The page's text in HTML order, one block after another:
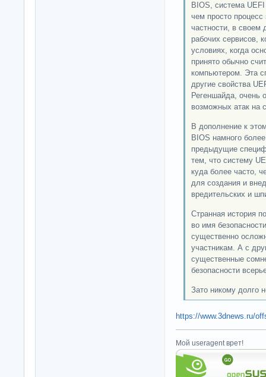
BIOS, система
чем просто
частности, в своем
рабочих сервисов,
условиях, когда
принято обычно
компьютером. Эта
другие свойства
Регеншайда, очень
возможных атак на
В дополнение к
BIOS намного
предыдущие
тем, что систему
куда более часто,
для создания и
вредительских и
Странная история
во имя
существенно
участникам. А с
существенные
безопасности
Зато никому долго
https://www.3dnews.ru/
Мой useragent врет!